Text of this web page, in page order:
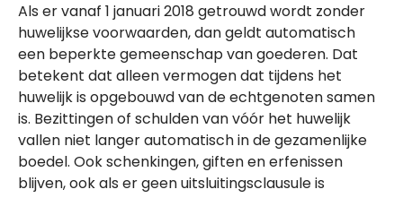
Als er vanaf 1 januari 2018 getrouwd wordt zonder
huwelijkse voorwaarden, dan geldt automatisch
een beperkte gemeenschap van goederen. Dat
betekent dat alleen vermogen dat tijdens het
huwelijk is opgebouwd van de echtgenoten samen
is. Bezittingen of schulden van vóór het huwelijk
vallen niet langer automatisch in de gezamenlijke
boedel. Ook schenkingen, giften en erfenissen
blijven, ook als er geen uitsluitingsclausule is